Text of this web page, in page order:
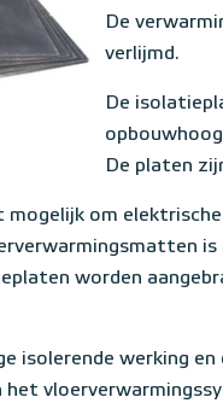
De
verlijmd.
De
De platen
om
worden
isolerende werking